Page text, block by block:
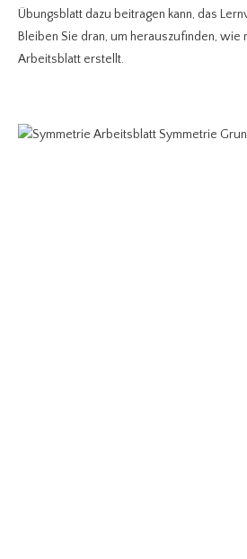
Übungsblatt dazu beitragen kann, das
Bleiben Sie dran, um herauszufinden, wie
Arbeitsblatt erstellt.